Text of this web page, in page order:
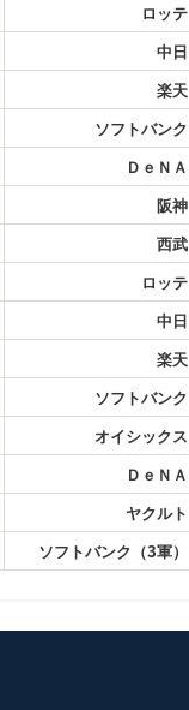
ロッテ
中日
楽天
ソフトバンク
ＤｅＮＡ
阪神
西武
ロッテ
中日
楽天
ソフトバンク
オイシックス
ＤｅＮＡ
ヤクルト
ソフトバンク（3軍）